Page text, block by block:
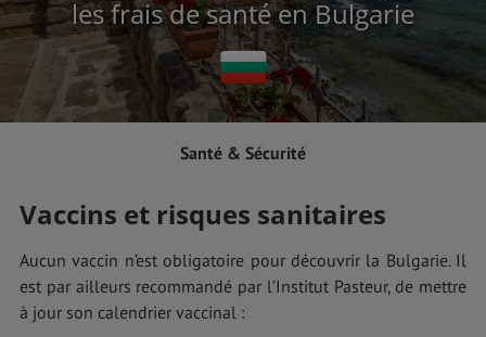
les frais de santé en Bulgarie
Santé & Sécurité
Vaccins et risques sanitaires
Aucun vaccin n’est obligatoire pour découvrir la Bulgarie. Il
est par ailleurs recommandé par l’Institut Pasteur, de mettre
à jour son calendrier vaccinal :